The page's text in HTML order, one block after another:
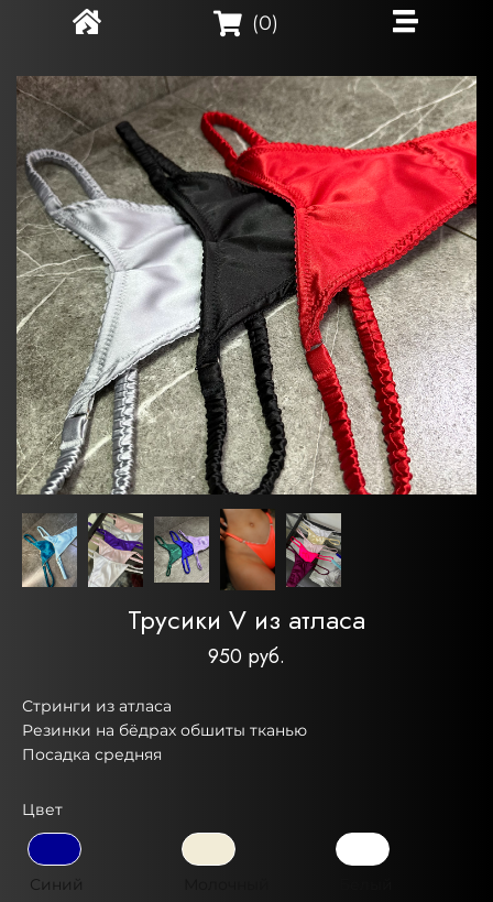
(0)
Трусики V из атласа
950 руб.
Стринги из атласа
Резинки на бёдрах обшиты тканью
Посадка средняя
Цвет
Синий